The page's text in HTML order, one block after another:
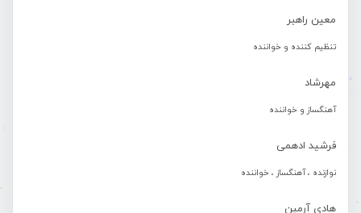
معین راهبر
تنظیم کننده و خواننده
مهرشاد
آهنگساز و خواننده
فرشید ادهمی
نوازنده ، آهنگساز ، خواننده
هادی آرمین